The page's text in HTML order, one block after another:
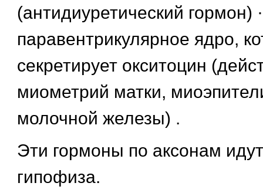
(антидиуретический гормон) ·
паравентрикулярное ядро,
секретирует окситоцин
миометрий матки,
молочной железы) .
Эти гормоны по аксонам
гипофиза.